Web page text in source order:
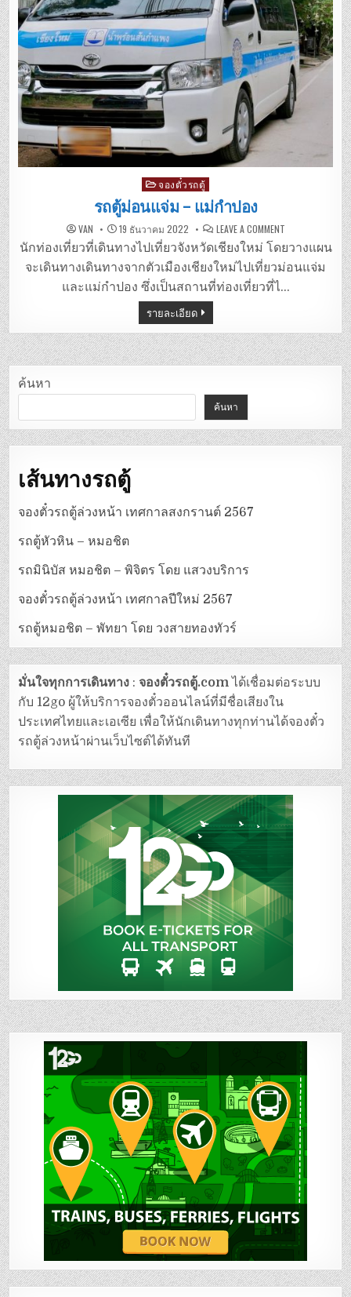
Posted
in
จองตั๋วรถตู้
รถตู้ม่อนแจ่ม – แม่กำปอง
VAN 19 ธันวาคม 2022 LEAVE A COMMENTON
ตู้
ม่อน
แจ่ม
–
กำ
นักท่องเที่ยวที่เดินทางไปเที่ยวจังหวัดเชียงใหม่ โดยวางแผน
จะเดินทางเดินทางจากตัวเมืองเชียงใหม่ไปเที่ยวม่อนแจ่ม
และแม่กำปอง ซึ่งเป็นสถานที่ท่องเที่ยวที่ไ…
รายละเอียด
ค้นหา
ค้นหา
เส้นทางรถตู้
จองตั๋วรถตู้ล่วงหน้า เทศกาลสงกรานต์ 2567
รถตู้หัวหิน – หมอชิต
รถมินิบัส หมอชิต – พิจิตร โดย แสวงบริการ
จองตั๋วรถตู้ล่วงหน้า เทศกาลปีใหม่ 2567
รถตู้หมอชิต – พัทยา โดย วงสายทองทัวร์
มั่นใจทุกการเดินทาง :จองตั๋วรถตู้.comได้เชื่อมต่อระบบ
กับ 12go ผู้ให้บริการจองตั๋วออนไลน์ที่มีชื่อเสียงใน
ประเทศไทยและเอเซีย เพื่อให้นักเดินทางทุกท่านได้จองตั๋ว
รถตู้ล่วงหน้าผ่านเว็บไซต์ได้ทันที